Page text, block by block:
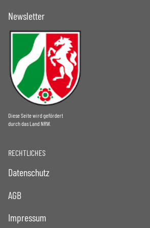
Newsletter
Diese Seite wird gefördert
durch das Land NRW.
RECHTLICHES
Datenschutz
AGB
Impressum